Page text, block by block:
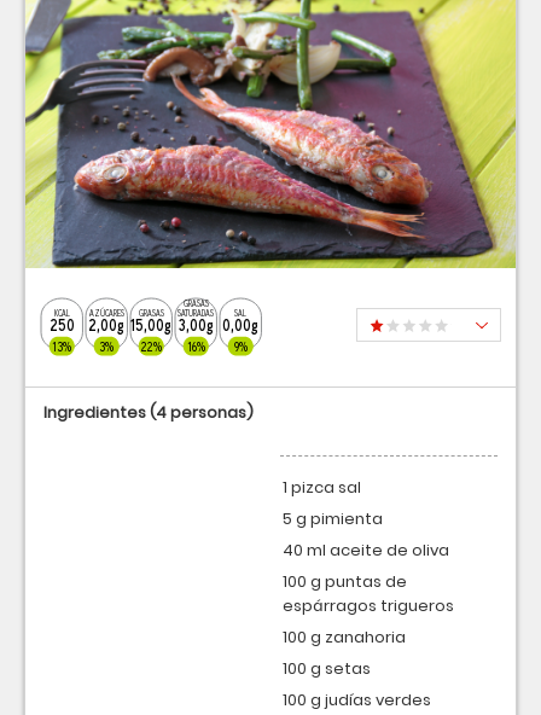
KCAL
250
13%
AZÚCARES
2,00g
3%
GRASAS
15,00g
22%
GRASAS
SATURADAS
3,00g
16%
SAL
0,00g
9%
Ingredientes(4 personas)
1 pizca sal
5 g pimienta
40 ml aceite de oliva
100 g puntas de
espárragos trigueros
100 g zanahoria
100 g setas
100 g judías verdes